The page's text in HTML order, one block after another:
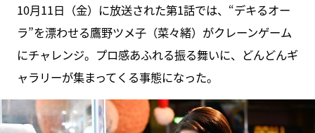
10月11日（金）に放送された第1話では、“デキるオー
ラ”を漂わせる鷹野ツメ子（菜々緒）がクレーンゲーム
にチャレンジ。プロ感あふれる振る舞いに、どんどんギ
ャラリーが集まってくる事態になった。